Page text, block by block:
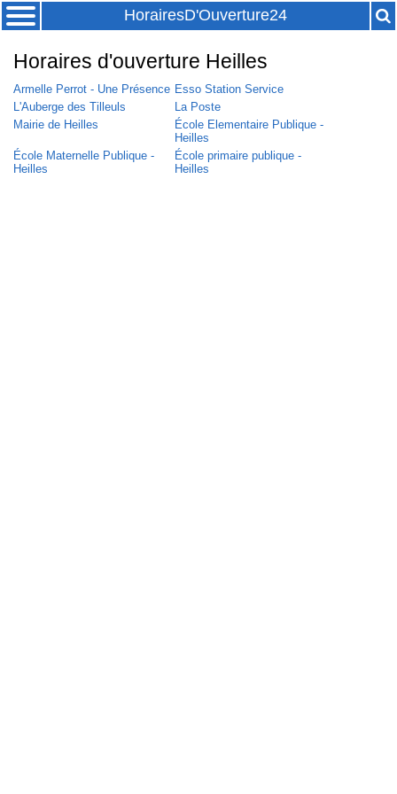
HorairesD'Ouverture24
Horaires d'ouverture Heilles
Armelle Perrot - Une Présence Esso Station Service
L'Auberge des Tilleuls
La Poste
Mairie de Heilles
École Elementaire Publique -
Heilles
École Maternelle Publique -
Heilles
École primaire publique -
Heilles